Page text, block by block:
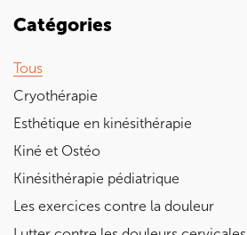
Catégories
Tous
Cryothérapie
Esthétique en kinésithérapie
Kiné et Ostéo
Kinésithérapie pédiatrique
Les exercices contre la douleur